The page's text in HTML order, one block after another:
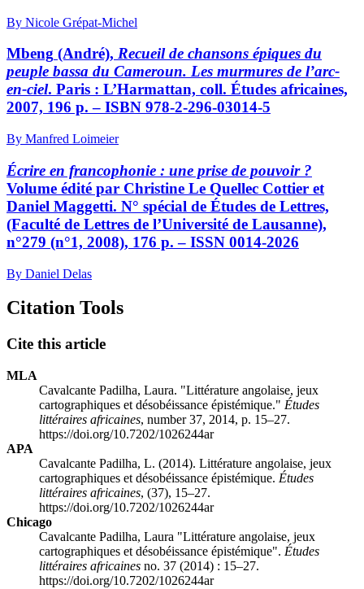
By Nicole Grépat-Michel
Mbeng (André), Recueil de chansons épiques du
peuple bassa du Cameroun. Les murmures de l’arc-
en-ciel. Paris : L’Harmattan, coll. Études africaines,
2007, 196 p. – ISBN 978-2-296-03014-5
By Manfred Loimeier
Écrire en francophonie : une prise de pouvoir ?
Volume édité par Christine Le Quellec Cottier et
Daniel Maggetti. N° spécial de Études de Lettres,
(Faculté de Lettres de l’Université de Lausanne),
n°279 (n°1, 2008), 176 p. – ISSN 0014-2026
By Daniel Delas
Citation Tools
Cite this article
MLA
Cavalcante Padilha, Laura. "Littérature angolaise, jeux
cartographiques et désobéissance épistémique." Études
littéraires africaines, number 37, 2014, p. 15–27.
https://doi.org/10.7202/1026244ar
APA
Cavalcante Padilha, L. (2014). Littérature angolaise, jeux
cartographiques et désobéissance épistémique. Études
littéraires africaines, (37), 15–27.
https://doi.org/10.7202/1026244ar
Chicago
Cavalcante Padilha, Laura "Littérature angolaise, jeux
cartographiques et désobéissance épistémique". Études
littéraires africaines no. 37 (2014) : 15–27.
https://doi.org/10.7202/1026244ar